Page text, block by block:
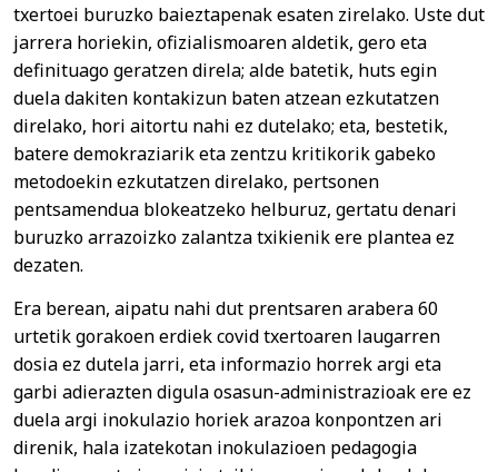
txertoei buruzko baieztapenak esaten zirelako. Uste dut
jarrera horiekin, ofizialismoaren aldetik, gero eta
definituago geratzen direla; alde batetik, huts egin
duela dakiten kontakizun baten atzean ezkutatzen
direlako, hori aitortu nahi ez dutelako; eta, bestetik,
batere demokraziarik eta zentzu kritikorik gabeko
metodoekin ezkutatzen direlako, pertsonen
pentsamendua blokeatzeko helburuz, gertatu denari
buruzko arrazoizko zalantza txikienik ere plantea ez
dezaten.
Era berean, aipatu nahi dut prentsaren arabera 60
urtetik gorakoen erdiek covid txertoaren laugarren
dosia ez dutela jarri, eta informazio horrek argi eta
garbi adierazten digula osasun-administrazioak ere ez
duela argi inokulazio horiek arazoa konpontzen ari
direnik, hala izatekotan inokulazioen pedagogia